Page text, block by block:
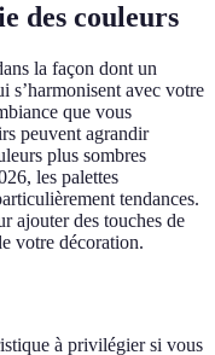
des couleurs
la façon dont un
s’harmonisent avec votre
que vous
peuvent agrandir
plus sombres
les palettes
tendances.
ajouter des touches de
votre décoration.
à privilégier si vous